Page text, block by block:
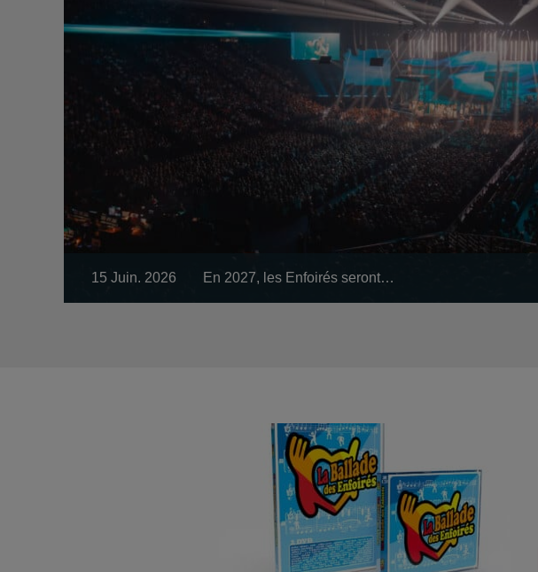
15 Juin. 2026 En 2027, les Enfoirés seront…
à Strasbourg du 12 au 18 janvier 2027 inclus